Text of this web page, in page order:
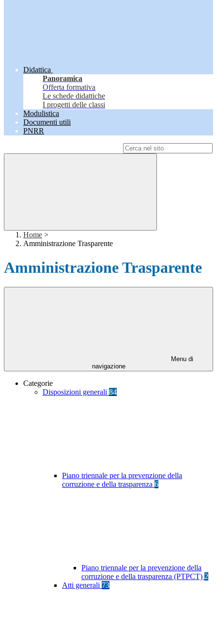
Didattica
Panoramica
Offerta formativa
Le schede didattiche
I progetti delle classi
Modulistica
Documenti utili
PNRR
Home >
Amministrazione Trasparente
Amministrazione Trasparente
Menu di
navigazione
Categorie
Disposizioni generali 84
Piano triennale per la prevenzione della
corruzione e della trasparenza 6
Piano triennale per la prevenzione della
corruzione e della trasparenza (PTPCT) 2
Atti generali 73